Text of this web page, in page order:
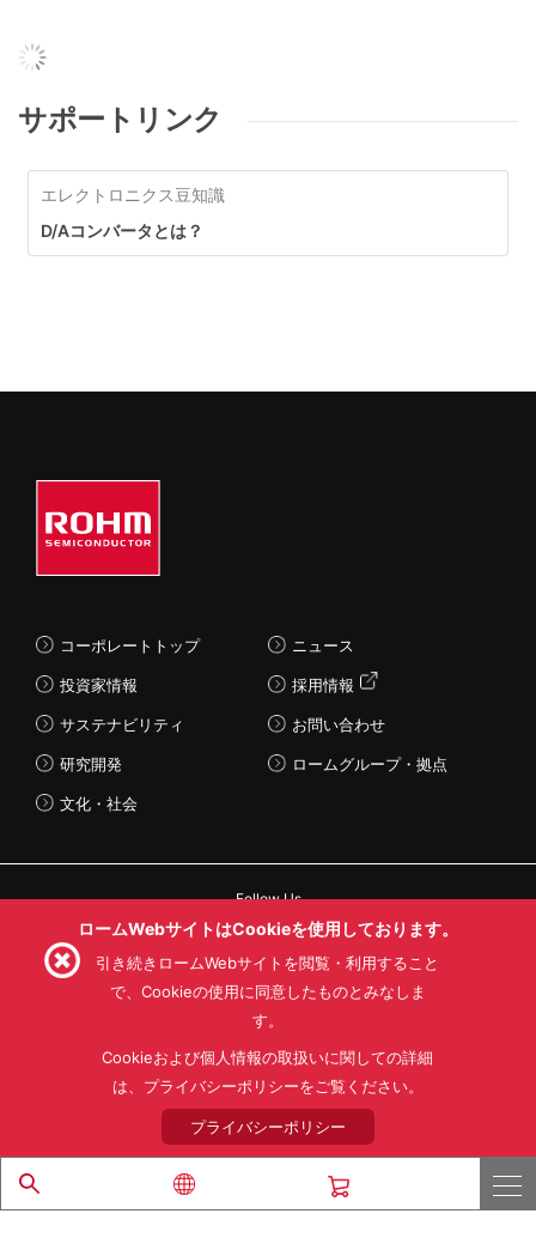
サポートリンク
エレクトロニクス豆知識
D/Aコンバータとは？
コーポレートトップ
投資家情報
サステナビリティ
研究開発
文化・社会
ニュース
採用情報
お問い合わせ
ロームグループ・拠点
Follow Us
利用目的
プライバシーポリシー
サイトマップ
ローム製品の販売に関する標準契約条件書(PDF)
© 1997 - 2026 ROHM CO., LTD. ALL RIGHTS RESERVED.
ロームWebサイトはCookieを使用しております。
引き続きロームWebサイトを閲覧・利用すること
で、Cookieの使用に同意したものとみなしま
す。
Cookieおよび個人情報の取扱いに関しての詳細
は、プライバシーポリシーをご覧ください。
プライバシーポリシー